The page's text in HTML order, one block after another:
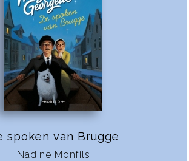
spoken van Brugge
Nadine Monfils